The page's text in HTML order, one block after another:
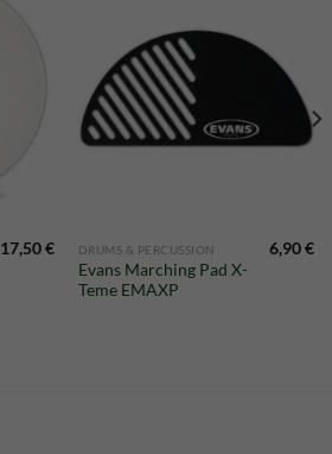
17,50€ DRUMS & PERCUSSION
Evans Marching Pad X-
Teme EMAXP
6,90€